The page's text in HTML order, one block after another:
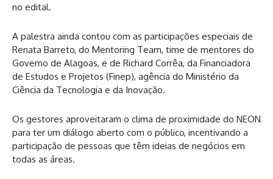
no edital.
A palestra ainda contou com as participações especiais de
Renata Barreto, do Mentoring Team, time de mentores do
Governo de Alagoas, e de Richard Corrêa, da Financiadora
de Estudos e Projetos (Finep), agência do Ministério da
Ciência da Tecnologia e da Inovação.
Os gestores aproveitaram o clima de proximidade do NEON
para ter um diálogo aberto com o público, incentivando a
participação de pessoas que têm ideias de negócios em
todas as áreas.